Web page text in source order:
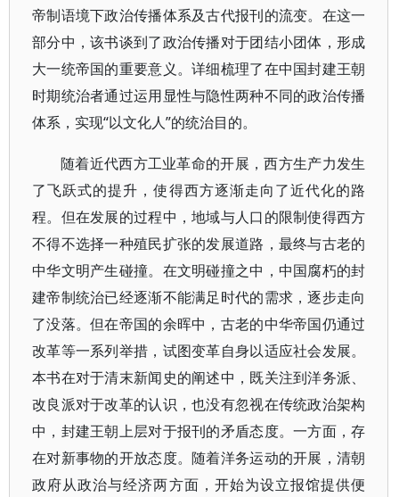
帝制语境下政治传播体系及古代报刊的流变。在这一
部分中，该书谈到了政治传播对于团结小团体，形成
大一统帝国的重要意义。详细梳理了在中国封建王朝
时期统治者通过运用显性与隐性两种不同的政治传播
体系，实现“以文化人”的统治目的。
随着近代西方工业革命的开展，西方生产力发生
了飞跃式的提升，使得西方逐渐走向了近代化的路
程。但在发展的过程中，地域与人口的限制使得西方
不得不选择一种殖民扩张的发展道路，最终与古老的
中华文明产生碰撞。在文明碰撞之中，中国腐朽的封
建帝制统治已经逐渐不能满足时代的需求，逐步走向
了没落。但在帝国的余晖中，古老的中华帝国仍通过
改革等一系列举措，试图变革自身以适应社会发展。
本书在对于清末新闻史的阐述中，既关注到洋务派、
改良派对于改革的认识，也没有忽视在传统政治架构
中，封建王朝上层对于报刊的矛盾态度。一方面，存
在对新事物的开放态度。随着洋务运动的开展，清朝
政府从政治与经济两方面，开始为设立报馆提供便